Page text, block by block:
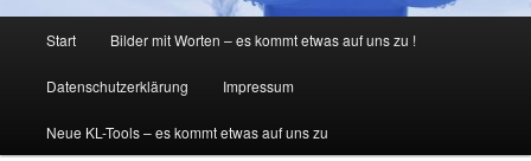
Start Bilder mit Worten – es kommt etwas auf uns zu !
Datenschutzerklärung Impressum
Neue KL-Tools – es kommt etwas auf uns zu